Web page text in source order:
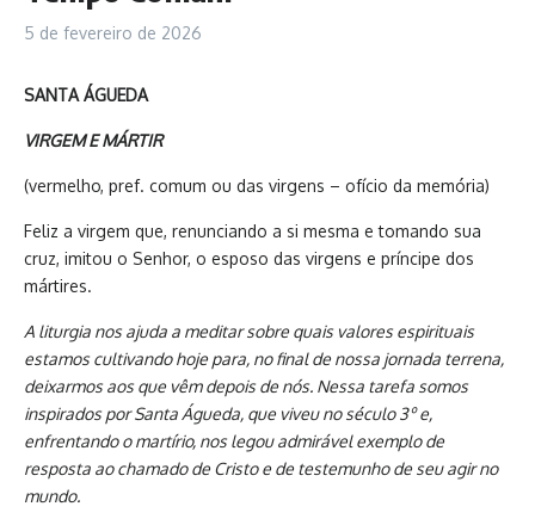
5 de fevereiro de 2026
SANTA ÁGUEDA
VIRGEM E MÁRTIR
(vermelho, pref. comum ou das virgens – ofício da memória)
Feliz a virgem que, renunciando a si mesma e tomando sua
cruz, imitou o Senhor, o esposo das virgens e príncipe dos
mártires.
A liturgia nos ajuda a meditar sobre quais valores espirituais
estamos cultivando hoje para, no final de nossa jornada terrena,
deixarmos aos que vêm depois de nós. Nessa tarefa somos
inspirados por Santa Águeda, que viveu no século 3º e,
enfrentando o martírio, nos legou admirável exemplo de
resposta ao chamado de Cristo e de testemunho de seu agir no
mundo.